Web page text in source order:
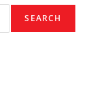
SEARCH